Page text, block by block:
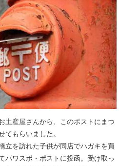
土産屋さんから、このポストにまつ
てもらいました。
立を訪れた子供が同店でハガキを買
パワスポ・ポストに投函。受け取っ